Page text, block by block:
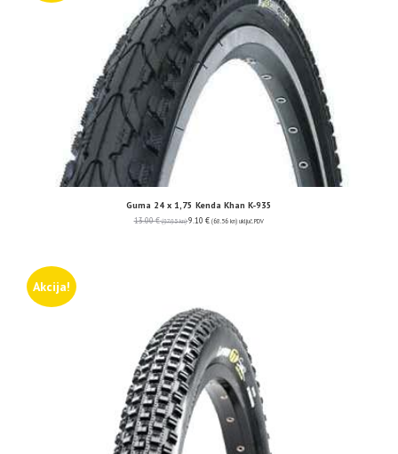
Guma 24 x 1,75 Kenda Khan K-935
13.00€ (97.95 kn) 9.10 € (68.56 kn) uključ. PDV
Akcija!